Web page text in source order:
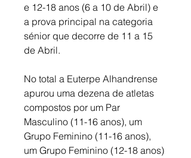
e 12-18 anos (6 a 10 de Abril) e
a prova principal na categoria
sénior que decorre de 11 a 15
de Abril.
No total a Euterpe Alhandrense
apurou uma dezena de atletas
compostos por um Par
Masculino (11-16 anos), um
Grupo Feminino (11-16 anos),
um Grupo Feminino (12-18 anos)